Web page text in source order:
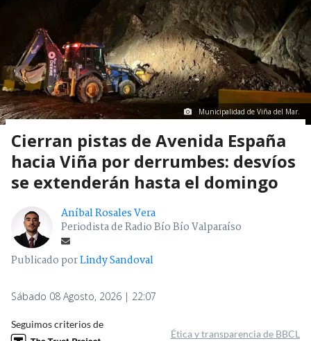
Municipalidad de Viña del Mar.
Cierran pistas de Avenida España
hacia Viña por derrumbes: desvíos
se extenderán hasta el domingo
Aníbal Rosales Vera
Periodista de Radio Bío Bío Valparaíso
Publicado porLindy Sandoval
Sábado 08 Agosto, 2026 | 22:07
Seguimos criterios de
Ética y transparencia de BBCL